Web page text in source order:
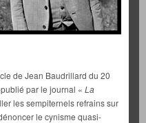
de Jean Baudrillard du 20
par le journal « La
les sempiternels refrains sur
le cynisme quasi-